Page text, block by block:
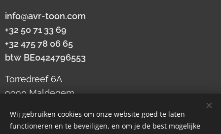
info@avr-toon.com
+32 50 71 33 69
+32 475 78 06 65
btw BE0424796553
Torredreef 6A
9990 Maldegem
Cookies
Wij gebruiken cookies om onze website goed te laten
functioneren en te beveiligen, en om je de best mogelijke